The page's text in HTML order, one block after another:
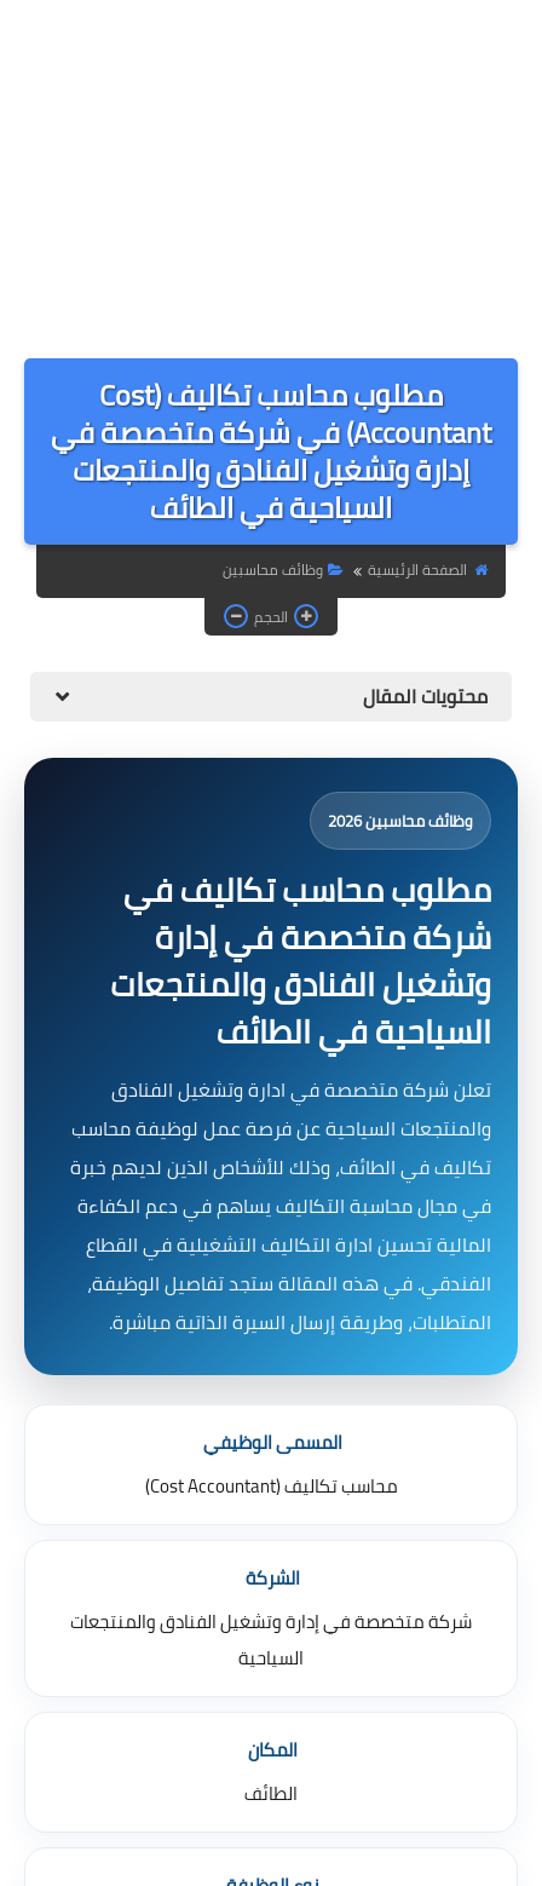
مطلوب محاسب تكاليف (Cost
Accountant) في شركة متخصصة في
إدارة وتشغيل الفنادق والمنتجعات
السياحية في الطائف
الصفحة الرئيسية
وظائف محاسبين
الحجم
محتويات المقال
وظائف محاسبين 2026
مطلوب محاسب تكاليف في
شركة متخصصة في إدارة
وتشغيل الفنادق والمنتجعات
السياحية في الطائف
تعلن شركة متخصصة في ادارة وتشغيل الفنادق
والمنتجعات السياحية عن فرصة عمل لوظيفة محاسب
تكاليف في الطائف، وذلك للأشخاص الذين لديهم خبرة
في مجال محاسبة التكاليف يساهم في دعم الكفاءة
المالية تحسين ادارة التكاليف التشغيلية في القطاع
الفندقي. في هذه المقالة ستجد تفاصيل الوظيفة،
المتطلبات، وطريقة إرسال السيرة الذاتية مباشرة.
المسمى الوظيفي
محاسب تكاليف (Cost Accountant)
الشركة
شركة متخصصة في إدارة وتشغيل الفنادق والمنتجعات
السياحية
المكان
الطائف